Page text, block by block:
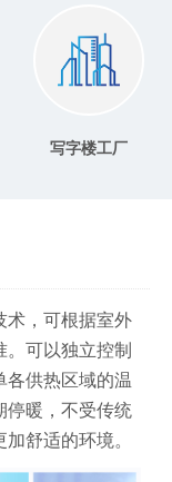
写字楼工厂
术，可根据室外
可以独立控制
各供热区域的温
停暖，不受传统
舒适的环境。